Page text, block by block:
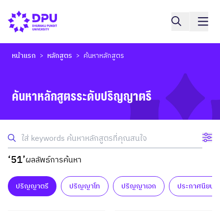
หน้าแรก > หลักสูตร > ค้นหาหลักสูตร
ค้นหาหลักสูตรระดับปริญญาตรี
‘51’ผลลัพธ์การค้นหา
ปริญญาตรี ปริญญาโท ปริญญาเอก ประกาศนียบั